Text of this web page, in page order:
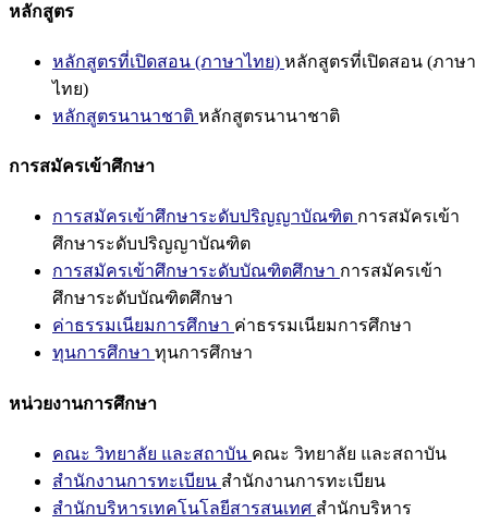
หลักสูตร
หลักสูตรที่เปิดสอน (ภาษาไทย) หลักสูตรที่เปิดสอน (ภาษา
ไทย)
หลักสูตรนานาชาติ หลักสูตรนานาชาติ
การสมัครเข้าศึกษา
การสมัครเข้าศึกษาระดับปริญญาบัณฑิต การสมัครเข้า
ศึกษาระดับปริญญาบัณฑิต
การสมัครเข้าศึกษาระดับบัณฑิตศึกษา การสมัครเข้า
ศึกษาระดับบัณฑิตศึกษา
ค่าธรรมเนียมการศึกษา ค่าธรรมเนียมการศึกษา
ทุนการศึกษา ทุนการศึกษา
หน่วยงานการศึกษา
คณะ วิทยาลัย และสถาบัน คณะ วิทยาลัย และสถาบัน
สำนักงานการทะเบียน สำนักงานการทะเบียน
สำนักบริหารเทคโนโลยีสารสนเทศ สำนักบริหาร